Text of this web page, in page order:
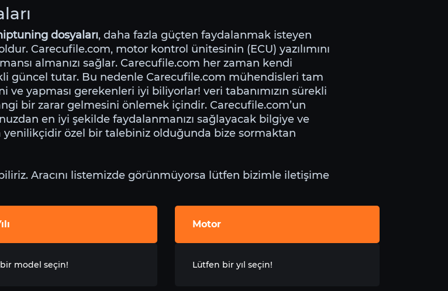
dosyaları, daha fazla güçten faydalanmak isteyen
Carecufile.com, motor kontrol ünitesinin (ECU) yazılımını
almanızı sağlar. Carecufile.com her zaman kendi
güncel tutar. Bu nedenle Carecufile.com mühendisleri tam
yapması gerekenleri iyi biliyorlar! veri tabanımızın sürekli
bir zarar gelmesini önlemek içindir. Carecufile.com’un
en iyi şekilde faydalanmanızı sağlayacak bilgiye ve
yenilikçidir özel bir talebiniz olduğunda bize sormaktan
Aracını listemizde görünmüyorsa lütfen bizimle iletişime
model seçin!
Motor
Lütfen bir yıl seçin!